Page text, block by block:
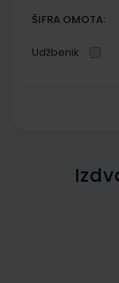
ŠIFRA OMOTA:
Udžbenik